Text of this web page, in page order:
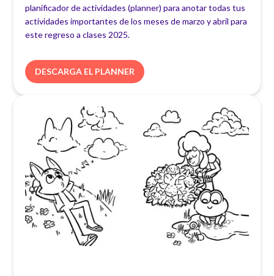
planificador de actividades (planner) para anotar todas tus
actividades importantes de los meses de marzo y abril para
este regreso a clases 2025.
DESCARGA EL PLANNER